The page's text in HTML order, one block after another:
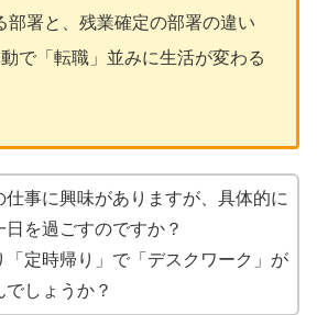
部署と、残業確定の部署の違い
で「転職」並みに生活が変わる
仕事に興味がありますが、具体的に
日を過ごすのですか？
「定時帰り」で「デスクワーク」が
でしょうか？